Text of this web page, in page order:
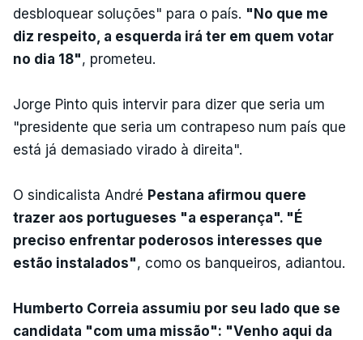
desbloquear soluções" para o país. "No que me
diz respeito, a esquerda irá ter em quem votar
no dia 18", prometeu.
Jorge Pinto quis intervir para dizer que seria um
"presidente que seria um contrapeso num país que
está já demasiado virado à direita".
O sindicalista André Pestana afirmou quere
trazer aos portugueses "a esperança". "É
preciso enfrentar poderosos interesses que
estão instalados", como os banqueiros, adiantou.
Humberto Correia assumiu por seu lado que se
candidata "com uma missão": "Venho aqui da